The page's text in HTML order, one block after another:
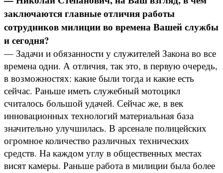
заключаются главные отличия работы
сотрудников милиции во времена Вашей службы
и сегодня?
— Задачи и обязанности у служителей Закона во все
времена одни. А отличия, так это, в первую очередь,
в возможностях: какие были тогда и какие есть
сейчас. Раньше иметь служебный мотоцикл
считалось большой удачей. Сейчас же, в век
инновационных технологий материальная база
значительно улучшилась. В арсенале полицейских
огромное количество различных технических
средств. На каждом углу в общественных местах
висят камеры. Раньше работа в милиции была более